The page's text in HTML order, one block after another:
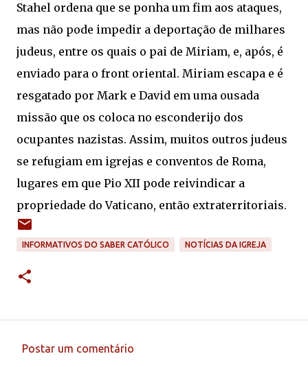
Stahel ordena que se ponha um fim aos ataques,
mas não pode impedir a deportação de milhares
judeus, entre os quais o pai de Miriam, e, após, é
enviado para o front oriental. Miriam escapa e é
resgatado por Mark e David em uma ousada
missão que os coloca no esconderijo dos
ocupantes nazistas. Assim, muitos outros judeus
se refugiam em igrejas e conventos de Roma,
lugares em que Pio XII pode reivindicar a
propriedade do Vaticano, então extraterritoriais.
INFORMATIVOS DO SABER CATÓLICO NOTÍCIAS DA IGREJA
Postar um comentário